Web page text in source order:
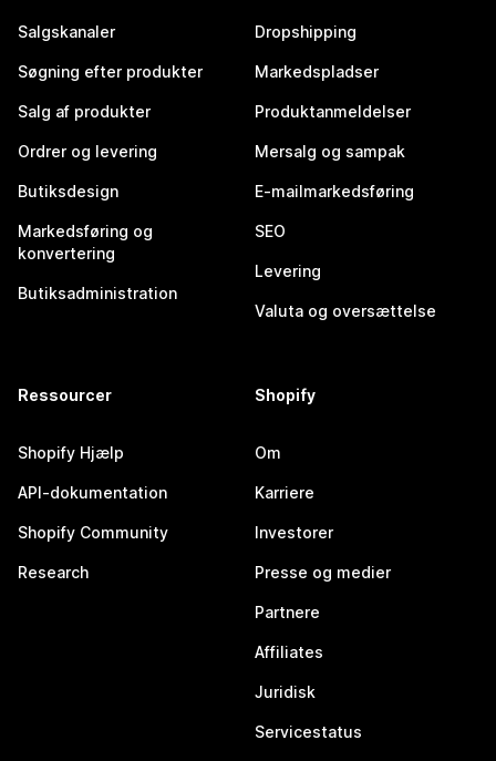
Salgskanaler
Søgning efter produkter
Salg af produkter
Ordrer og levering
Butiksdesign
Markedsføring og
konvertering
Butiksadministration
Dropshipping
Markedspladser
Produktanmeldelser
Mersalg og sampak
E-mailmarkedsføring
SEO
Levering
Valuta og oversættelse
Ressourcer
Shopify Hjælp
API-dokumentation
Shopify Community
Research
Shopify
Om
Karriere
Investorer
Presse og medier
Partnere
Affiliates
Juridisk
Servicestatus